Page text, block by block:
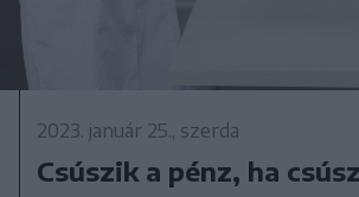
2023. január 25., szerda
Csúszik a pénz, ha